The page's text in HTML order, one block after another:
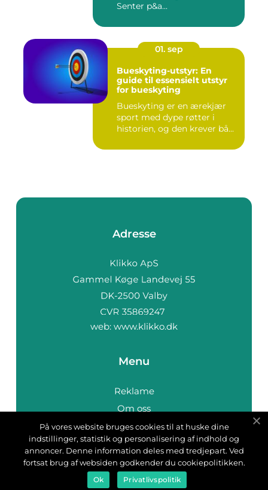
Senter p&a...
01. sep
Bueskyting-utstyr: En
guide til essensielt utstyr
for bueskyting
Bueskyting er en ærekjær
sport med dype røtter i
historien, og den krever bå...
Adresse
web: www.klikko.dk
Menu
Reklame
Om oss
Cookies
Kontakt Oss
Sitemap
På vores website bruges cookies til at huske dine
indstillinger, statistik og personalisering af indhold og
annoncer. Denne information deles med tredjepart. Ved
fortsat brug af websiden godkender du cookiepolitikken.
Ok Privatlivspolitik